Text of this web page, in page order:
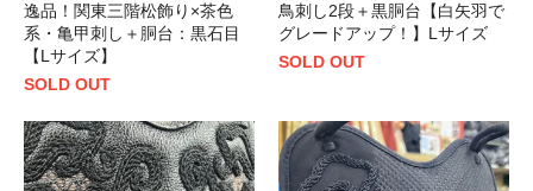
逸品！関東三階松飾り×茶色
系・亀甲刺し＋胴台：黒石目
【Lサイズ】
SOLD OUT
鳥刺し2段＋黒胴台【白矢羽で
グレードアップ！】Lサイズ
SOLD OUT